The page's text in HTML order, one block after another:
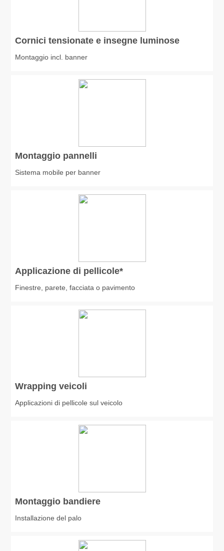
Cornici tensionate e insegne luminose
Montaggio incl. banner
Montaggio pannelli
Sistema mobile per banner
Applicazione di pellicole*
Finestre, parete, facciata o pavimento
Wrapping veicoli
Applicazioni di pellicole sul veicolo
Montaggio bandiere
Installazione del palo